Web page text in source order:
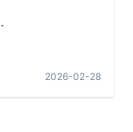
2026-02-28